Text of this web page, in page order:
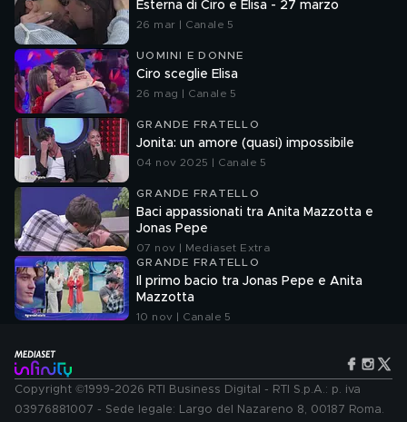
Esterna di Ciro e Elisa - 27 marzo
26 mar | Canale 5
UOMINI E DONNE
Ciro sceglie Elisa
26 mag | Canale 5
GRANDE FRATELLO
Jonita: un amore (quasi) impossibile
04 nov 2025 | Canale 5
GRANDE FRATELLO
Baci appassionati tra Anita Mazzotta e
Jonas Pepe
07 nov | Mediaset Extra
GRANDE FRATELLO
Il primo bacio tra Jonas Pepe e Anita
Mazzotta
10 nov | Canale 5
Copyright ©1999-2026 RTI Business Digital - RTI S.p.A.: p. iva
03976881007 - Sede legale: Largo del Nazareno 8, 00187 Roma.